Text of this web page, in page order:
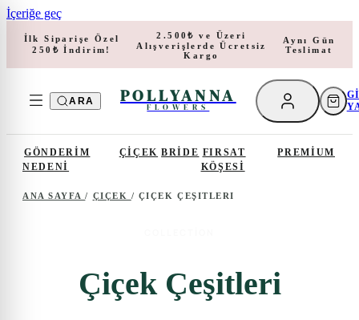
İçeriğe geç
İlk Siparişe Özel
250₺ İndirim!
2.500₺ ve Üzeri
Alışverişlerde Ücretsiz
Kargo
Aynı Gün
Teslimat
ARA POLLYANNA
FLOWERS
GÖNDERIM
NEDENI
ÇIÇEK BRIDE FIRSAT
KÖŞESI
PREMIUM
ANA SAYFA/ ÇIÇEK / ÇIÇEK ÇEŞITLERI
Çiçek Çeşitleri